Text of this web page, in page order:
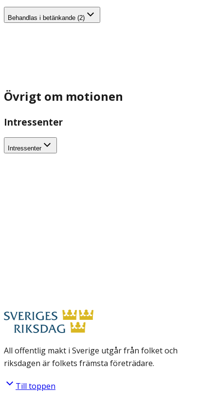
Behandlas i betänkande (2)
Övrigt om motionen
Intressenter
Intressenter
All offentlig makt i Sverige utgår från folket och
riksdagen är folkets främsta företrädare.
Till toppen